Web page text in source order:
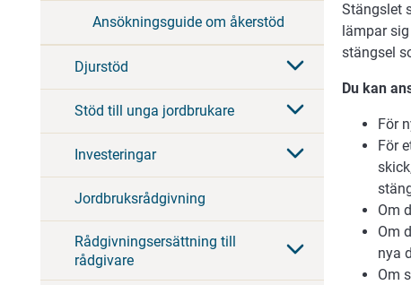
Ansökningsguide om åkerstöd
Djurstöd
Stöd till unga jordbrukare
Investeringar
Jordbruksrådgivning
Rådgivningsersättning till
rådgivare
Stängslet
lämpar
stängsel
Du kan
För
För
Om
Om
nya
Om